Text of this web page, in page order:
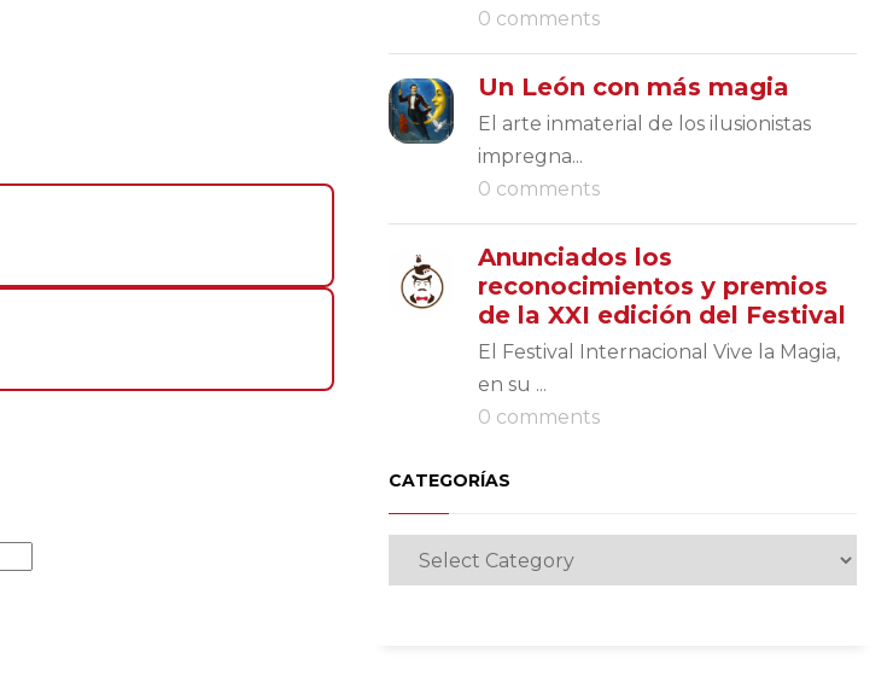
0 comments
Un León con más magia
El arte inmaterial de los ilusionistas
impregna...
0 comments
Anunciados los
reconocimientos y premios
de la XXI edición del Festival
El Festival Internacional Vive la Magia,
en su ...
0 comments
CATEGORÍAS